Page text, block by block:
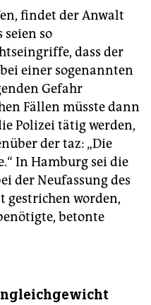
findet der Anwalt
seien so
dass der
einer sogenannten
Gefahr
Fällen müsste dann
Polizei tätig werden,
der taz: „Die
In Hamburg sei die
der Neufassung des
gestrichen worden,
betonte